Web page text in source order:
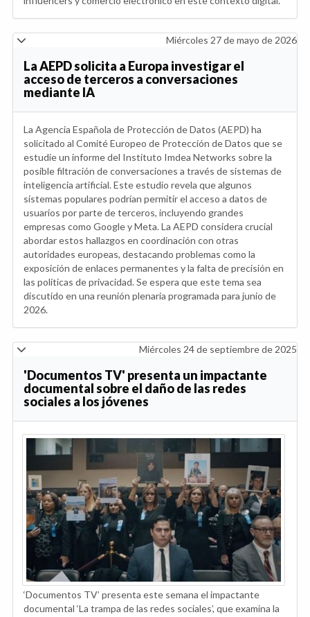
Miércoles 27 de mayo de 2026
La AEPD solicita a Europa investigar el
acceso de terceros a conversaciones
mediante IA
La Agencia Española de Protección de Datos (AEPD) ha
solicitado al Comité Europeo de Protección de Datos que se
estudie un informe del Instituto Imdea Networks sobre la
posible filtración de conversaciones a través de sistemas de
inteligencia artificial. Este estudio revela que algunos
sistemas populares podrían permitir el acceso a datos de
usuarios por parte de terceros, incluyendo grandes
empresas como Google y Meta. La AEPD considera crucial
abordar estos hallazgos en coordinación con otras
autoridades europeas, destacando problemas como la
exposición de enlaces permanentes y la falta de precisión en
las políticas de privacidad. Se espera que este tema sea
discutido en una reunión plenaria programada para junio de
2026.
Miércoles 24 de septiembre de 2025
'Documentos TV' presenta un impactante
documental sobre el daño de las redes
sociales a los jóvenes
‘Documentos TV’ presenta este semana el impactante
documental ‘La trampa de las redes sociales’, que examina la